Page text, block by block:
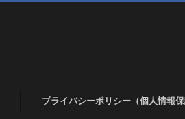
プライバシーポリシー（個人情報